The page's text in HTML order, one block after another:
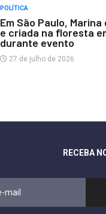
POLÍTICA
Em São Paulo,
e criada na floresta
durante evento
27 de julho de 2026
RECEBA